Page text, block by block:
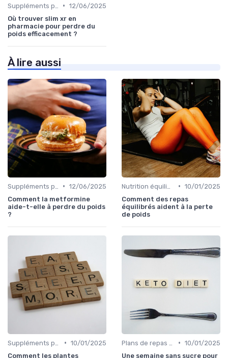
• 12/06/2025
Où trouver slim xr en
pharmacie pour perdre du
poids efficacement ?
À lire aussi
• 12/06/2025
Comment la metformine
aide-t-elle à perdre du poids
?
• 10/01/2025
Comment des repas
équilibrés aident à la perte
de poids
• 10/01/2025
Comment les plantes
• 10/01/2025
Une semaine sans sucre pour